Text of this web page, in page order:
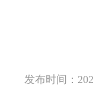
发布时间：202